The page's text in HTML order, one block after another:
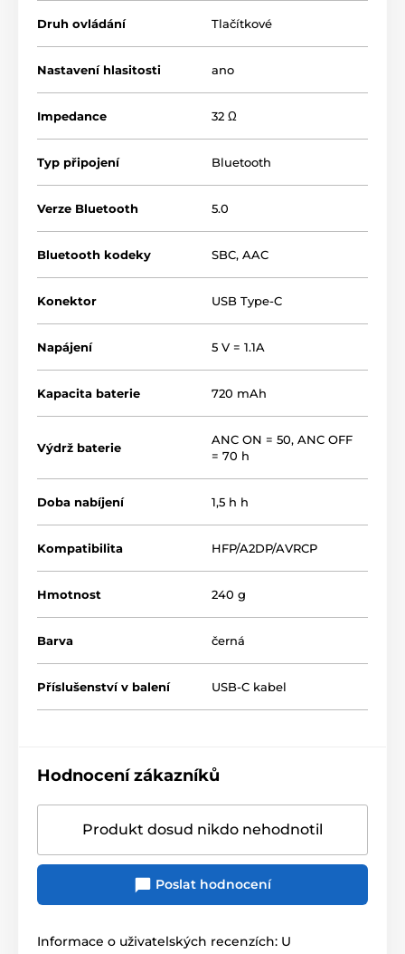
Druh ovládání Tlačítkové
Nastavení hlasitosti ano
Impedance 32 Ω
Typ připojení Bluetooth
Verze Bluetooth 5.0
Bluetooth kodeky SBC, AAC
Konektor USB Type-C
Napájení 5 V = 1.1A
Kapacita baterie 720 mAh
Výdrž baterie
ANC ON = 50, ANC OFF
= 70 h
Doba nabíjení 1,5 h h
Kompatibilita HFP/A2DP/AVRCP
Hmotnost 240 g
Barva černá
Příslušenství v balení USB-C kabel
Hodnocení zákazníků
Produkt dosud nikdo nehodnotil
Poslat hodnocení
Informace o uživatelských recenzích: U